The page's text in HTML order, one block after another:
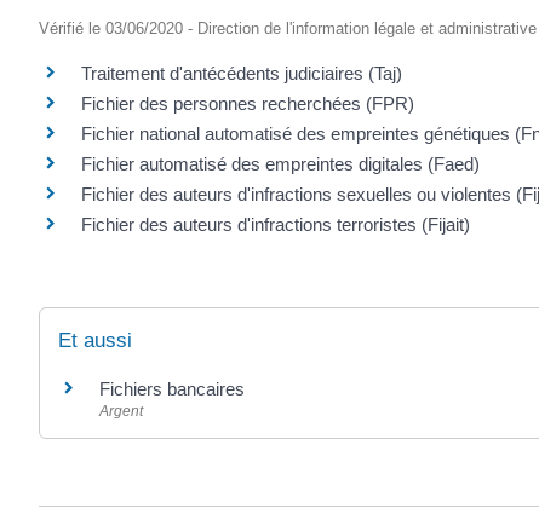
Vérifié le 03/06/2020 - Direction de l'information légale et
Traitement d'antécédents judiciaires (Taj)
Fichier des personnes recherchées (FPR)
Fichier national automatisé des empreintes génétiques
Fichier automatisé des empreintes digitales (Faed)
Fichier des auteurs d'infractions sexuelles ou violentes
Fichier des auteurs d'infractions terroristes (Fijait)
Et aussi
Fichiers bancaires
Argent